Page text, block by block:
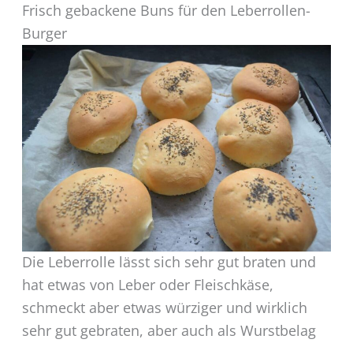
Frisch gebackene Buns für den Leberrollen-
Burger
Die Leberrolle lässt sich sehr gut braten und
hat etwas von Leber oder Fleischkäse,
schmeckt aber etwas würziger und wirklich
sehr gut gebraten, aber auch als Wurstbelag